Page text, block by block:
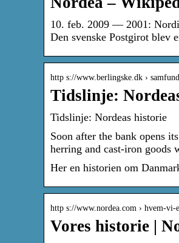
10. feb. 2009 — 2001:
Den svenske Postgirot blev
http s://www.berlingske.dk ›
Tidslinje:
Tidslinje: Nordeas historie
Soon after the bank opens
herring and cast-iron
Her en historien om
http s://www.nordea.com › hvem-vi-
Vores historie |